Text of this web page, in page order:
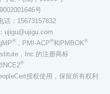
号
话：15673157832
ujigu@ujigu.com
®，PMI-ACP®和PMBOK®
，Inc.的注册商标
®
授权使用，保留所有权利